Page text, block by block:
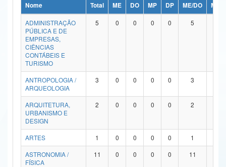
Ministério da Ciência, Tecnologia, Inovações e Comunicações
Ministério do Meio Ambiente
Ministério do Turismo
Ministério do Desenvolvimento Regional
Controladoria-Geral da União
Ministério da Mulher, da Família e dos Direitos Humanos
Secretaria de Governo
Nome Total ME DO MP DP ME/DO
MP/
ADMINISTRAÇÃO
PÚBLICA E DE
EMPRESAS,
CIÊNCIAS
CONTÁBEIS E
TURISMO
5 0 0 0 0 5
ANTROPOLOGIA /
ARQUEOLOGIA
3 0 0 0 0 3
ARQUITETURA,
URBANISMO E
DESIGN
2 0 0 0 0 2
ARTES 1 0 0 0 0 1
ASTRONOMIA /
FÍSICA
11 0 0 0 0 11